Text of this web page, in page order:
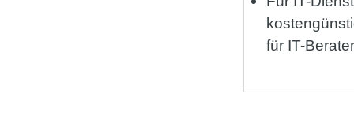
für IT-